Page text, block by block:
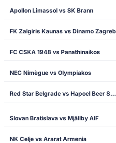
Apollon Limassol vs SK Brann
FK Zalgiris Kaunas vs Dinamo Zagreb
FC CSKA 1948 vs Panathinaikos
NEC Nimègue vs Olympiakos
Red Star Belgrade vs Hapoel Beer Sheva
Slovan Bratislava vs Mjällby AIF
NK Celje vs Ararat Armenia